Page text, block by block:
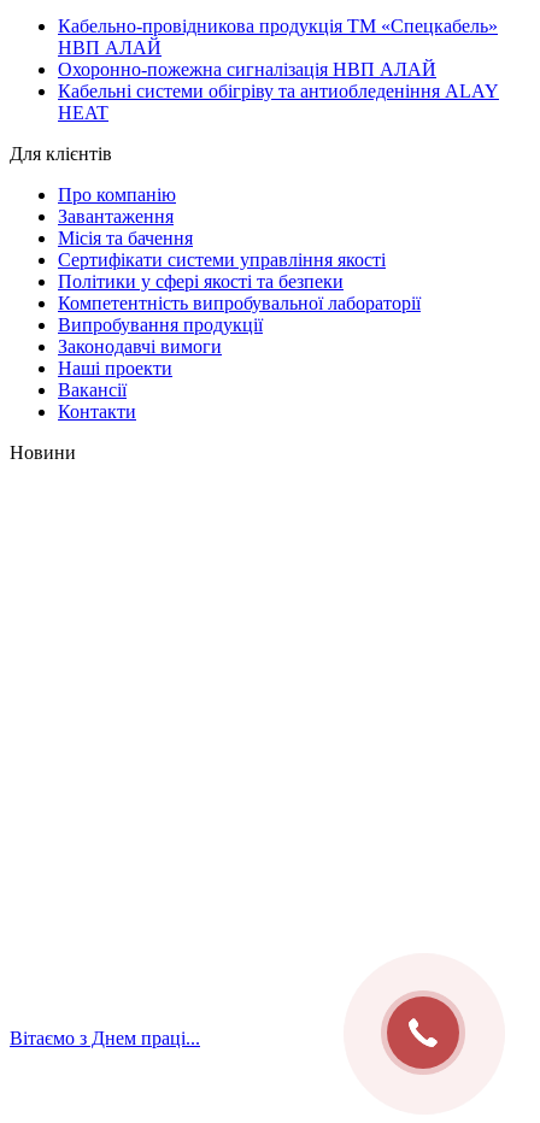
Кабельно-провідникова продукція ТМ «Спецкабель»
НВП АЛАЙ
Охоронно-пожежна сигналізація НВП АЛАЙ
Кабельні системи обігріву та антиобледеніння ALAY
HEAT
Для клієнтів
Про компанію
Завантаження
Місія та бачення
Сертифікати системи управління якості
Політики у сфері якості та безпеки
Компетентність випробувальної лабораторії
Випробування продукції
Законодавчі вимоги
Наші проекти
Вакансії
Контакти
Новини
Вітаємо з Днем праці...